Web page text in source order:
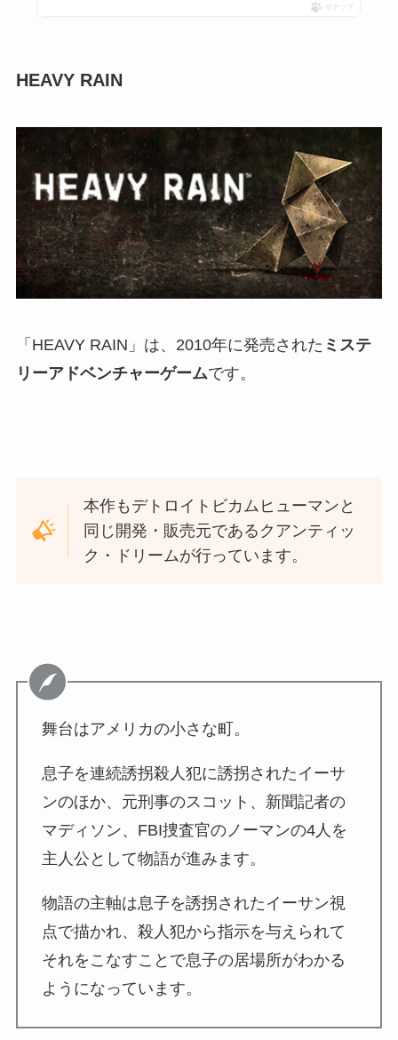
ポチップ
HEAVY RAIN
「HEAVY RAIN」は、2010年に発売された ミステ
リーアドベンチャーゲームです。
本作もデトロイトビカムヒューマンと
同じ開発・販売元であるクアンティッ
ク・ドリームが行っています。
舞台はアメリカの小さな町。
息子を連続誘拐殺人犯に誘拐されたイーサ
ンのほか、元刑事のスコット、新聞記者の
マディソン、FBI捜査官のノーマンの4人を
主人公として物語が進みます。
物語の主軸は息子を誘拐されたイーサン視
点で描かれ、殺人犯から指示を与えられて
それをこなすことで息子の居場所がわかる
ようになっています。